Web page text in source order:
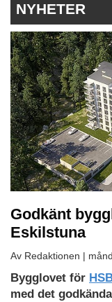
NYHETER
Godkänt
Eskilstuna
Av Redaktionen |
Bygglovet för
med det